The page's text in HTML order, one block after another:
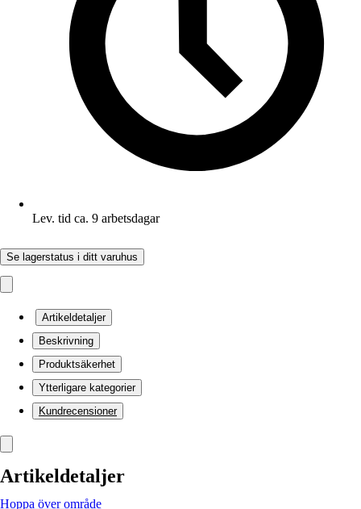
Lev. tid ca. 9 arbetsdagar
Se lagerstatus i ditt varuhus
Artikeldetaljer
Beskrivning
Produktsäkerhet
Ytterligare kategorier
Kundrecensioner
Artikeldetaljer
Hoppa över område